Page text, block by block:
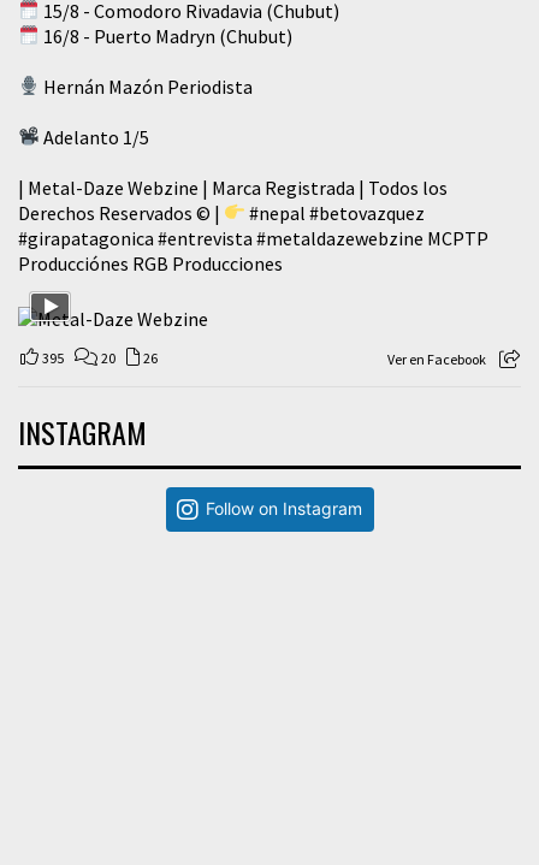
15/8 - Comodoro Rivadavia (Chubut)
16/8 - Puerto Madryn (Chubut)
Hernán Mazón Periodista
Adelanto 1/5
| Metal-Daze Webzine | Marca Registrada | Todos los
Derechos Reservados © |
#nepal #betovazquez
#girapatagonica #entrevista #metaldazewebzine MCPTP
Producciónes RGB Producciones
395 20 26 Ver en Facebook
INSTAGRAM
Follow on Instagram